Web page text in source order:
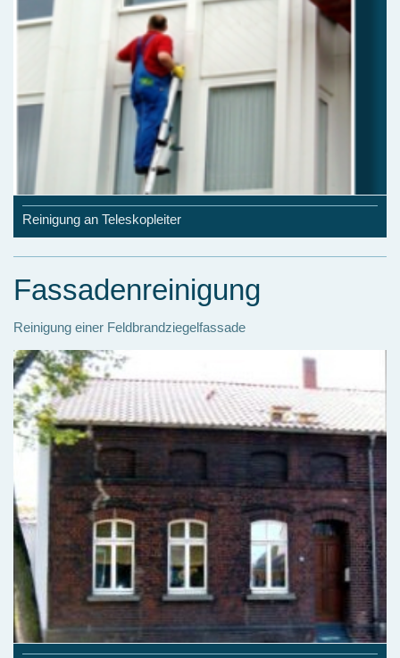
Reinigung an Teleskopleiter
Fassadenreinigung
Reinigung einer Feldbrandziegelfassade